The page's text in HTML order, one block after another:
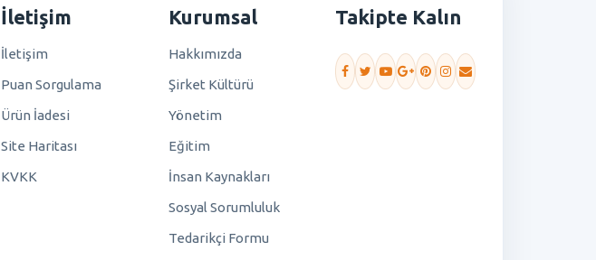
İletişim
İletişim
Puan Sorgulama
Ürün İadesi
Site Haritası
KVKK
Kurumsal
Hakkımızda
Şirket Kültürü
Yönetim
Eğitim
İnsan Kaynakları
Sosyal Sorumluluk
Tedarikçi Formu
Takipte Kalın